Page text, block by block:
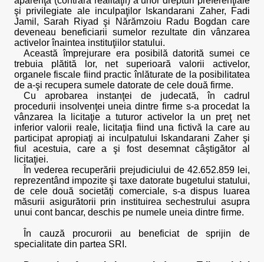
şi privilegiate ale inculpaţilor Iskandarani Zaher, Fadi
Jamil, Sarah Riyad şi Nărămzoiu Radu Bogdan care
deveneau beneficiarii sumelor rezultate din vânzarea
activelor înaintea instituţiilor statului.
Această împrejurare era posibilă datorită sumei ce
trebuia plătită lor, net superioară valorii activelor,
organele fiscale fiind practic înlăturate de la posibilitatea
de a-şi recupera sumele datorate de cele două firme.
Cu aprobarea instanţei de judecată, în cadrul
procedurii insolvenţei uneia dintre firme s-a procedat la
vânzarea la licitaţie a tuturor activelor la un preţ net
inferior valorii reale, licitaţia fiind una fictivă la care au
participat apropiaţi ai inculpatului Iskandarani Zaher şi
fiul acestuia, care a şi fost desemnat câştigător al
licitaţiei.
În vederea recuperării prejudiciului de 42.652.859 lei,
reprezentând impozite şi taxe datorate bugetului statului,
de cele două societăți comerciale, s-a dispus luarea
măsurii asigurătorii prin instituirea sechestrului asupra
unui cont bancar, deschis pe numele uneia dintre firme.
În cauză procurorii au beneficiat de sprijin de
specialitate din partea SRI.